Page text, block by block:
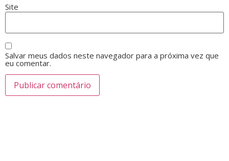
Site
Salvar meus dados neste navegador para a próxima vez que
eu comentar.